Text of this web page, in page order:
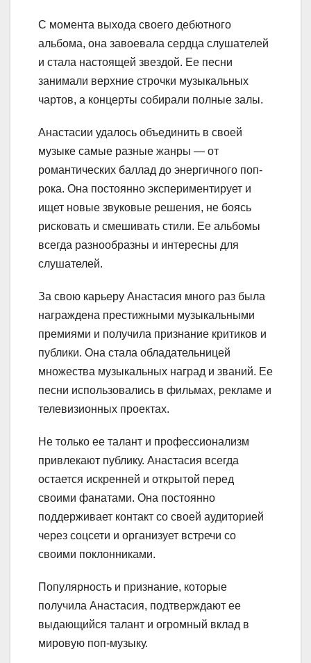
С момента выхода своего дебютного
альбома, она завоевала сердца слушателей
и стала настоящей звездой. Ее песни
занимали верхние строчки музыкальных
чартов, а концерты собирали полные залы.
Анастасии удалось объединить в своей
музыке самые разные жанры — от
романтических баллад до энергичного поп-
рока. Она постоянно экспериментирует и
ищет новые звуковые решения, не боясь
рисковать и смешивать стили. Ее альбомы
всегда разнообразны и интересны для
слушателей.
За свою карьеру Анастасия много раз была
награждена престижными музыкальными
премиями и получила признание критиков и
публики. Она стала обладательницей
множества музыкальных наград и званий. Ее
песни использовались в фильмах, рекламе и
телевизионных проектах.
Не только ее талант и профессионализм
привлекают публику. Анастасия всегда
остается искренней и открытой перед
своими фанатами. Она постоянно
поддерживает контакт со своей аудиторией
через соцсети и организует встречи со
своими поклонниками.
Популярность и признание, которые
получила Анастасия, подтверждают ее
выдающийся талант и огромный вклад в
мировую поп-музыку.